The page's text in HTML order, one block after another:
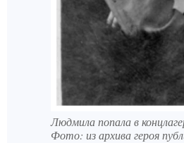
Людмила попала в
Фото: из архива героя